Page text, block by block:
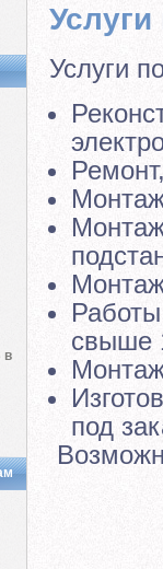
в
Услуги
свыше
под